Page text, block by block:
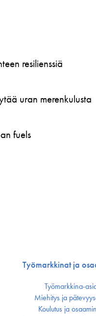
resilienssiä
uran merenkulusta
fuels
Työmarkkinat ja
Työmarkkina-
Miehitys ja
Koulutus ja